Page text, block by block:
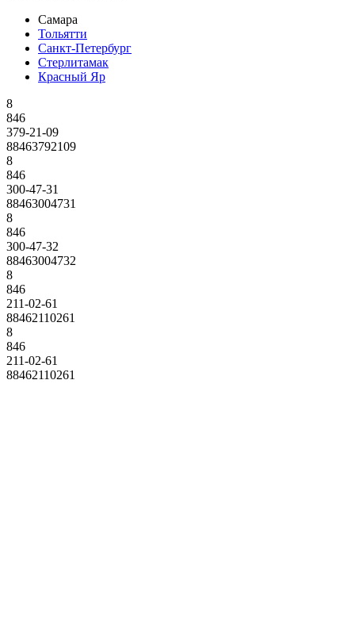
Самара
Тольятти
Санкт-Петербург
Стерлитамак
Красный Яр
8
846
379-21-09
88463792109
8
846
300-47-31
88463004731
8
846
300-47-32
88463004732
8
846
211-02-61
88462110261
8
846
211-02-61
88462110261